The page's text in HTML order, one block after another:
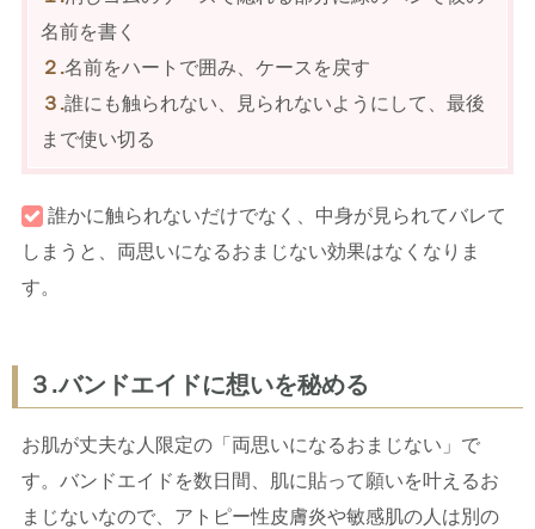
名前を書く
２.名前をハートで囲み、ケースを戻す
３.誰にも触られない、見られないようにして、最後
まで使い切る
誰かに触られないだけでなく、中身が見られてバレて
しまうと、両思いになるおまじない効果はなくなりま
す。
３.バンドエイドに想いを秘める
お肌が丈夫な人限定の「両思いになるおまじない」で
す。バンドエイドを数日間、肌に貼って願いを叶えるお
まじないなので、アトピー性皮膚炎や敏感肌の人は別の